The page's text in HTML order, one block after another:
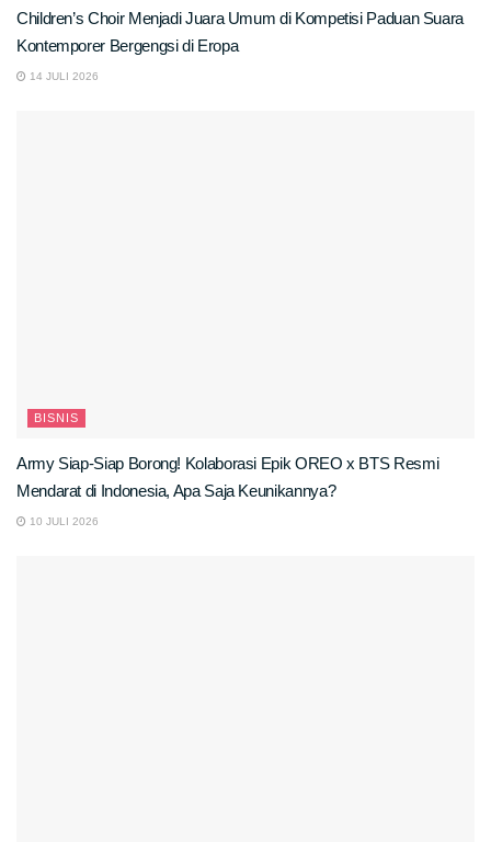
Children’s Choir Menjadi Juara Umum di Kompetisi Paduan Suara
Kontemporer Bergengsi di Eropa
14 JULI 2026
BISNIS
Army Siap-Siap Borong! Kolaborasi Epik OREO x BTS Resmi
Mendarat di Indonesia, Apa Saja Keunikannya?
10 JULI 2026